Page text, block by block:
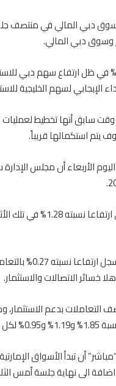
دبي المالي في منتصف جلسة
وسوق دبي المالي.
يتم استكمالها قريباً.
وكان المؤشر
خسائر الاتصالات والاستثمار.
بدعم الاستثمار،
أن تبدأ الأسواق
اضافة الى نهاية جلسة أمس